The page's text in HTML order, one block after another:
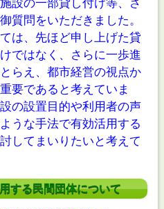
設の一部貸し付け等、さ
質問をいただきました。
は、先ほど申し上げた貸
ではなく、さらに一歩進
らえ、都市経営の視点か
要であると考えていま
の設置目的や利用者の声
うな手法で有効活用する
してまいりたいと考えて
する民間団体について